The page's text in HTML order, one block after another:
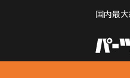
国内最